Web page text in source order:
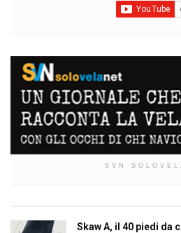
SVN
Skaw A, il 40 piedi da